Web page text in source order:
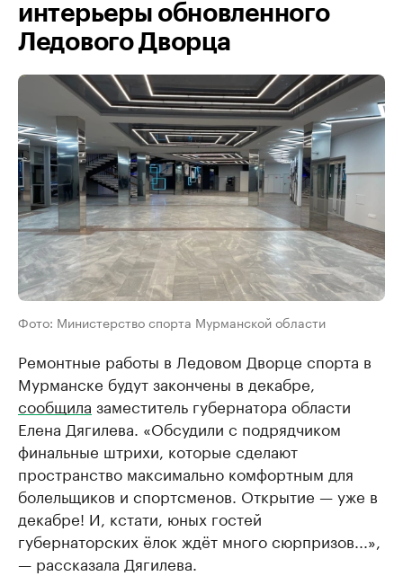
интерьеры обновленного
Ледового Дворца
Фото: Министерство спорта Мурманской области
Ремонтные работы в Ледовом Дворце спорта в
Мурманске будут закончены в декабре,
сообщила заместитель губернатора области
Елена Дягилева. «Обсудили с подрядчиком
финальные штрихи, которые сделают
пространство максимально комфортным для
болельщиков и спортсменов. Открытие — уже в
декабре! И, кстати, юных гостей
губернаторских ёлок ждёт много сюрпризов...»,
— рассказала Дягилева.